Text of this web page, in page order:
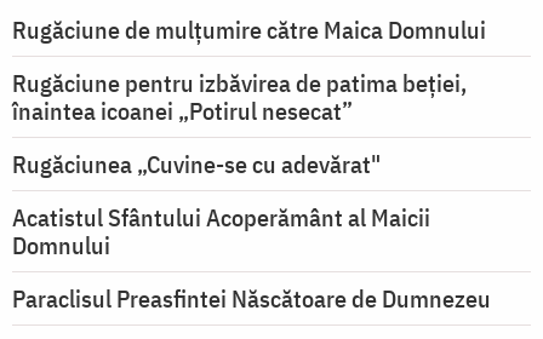
Rugăciune de mulţumire către Maica Domnului
Rugăciune pentru izbăvirea de patima beției,
înaintea icoanei „Potirul nesecat”
Rugăciunea „Cuvine-se cu adevărat"
Acatistul Sfântului Acoperământ al Maicii
Domnului
Paraclisul Preasfintei Născătoare de Dumnezeu